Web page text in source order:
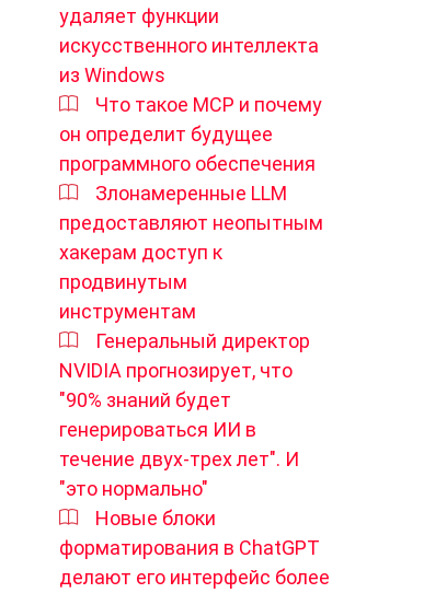
удаляет функции
искусственного интеллекта
из Windows
Что такое MCP и почему
он определит будущее
программного обеспечения
Злонамеренные LLM
предоставляют неопытным
хакерам доступ к
продвинутым
инструментам
Генеральный директор
NVIDIA прогнозирует, что
"90% знаний будет
генерироваться ИИ в
течение двух-трех лет". И
"это нормально"
Новые блоки
форматирования в ChatGPT
делают его интерфейс более